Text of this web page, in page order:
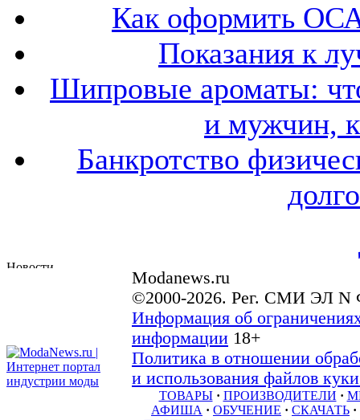
Как оформить
Показания к
Шипровые ароматы:
и мужчин,
Банкротство
Modanews.ru
©2000-2026. Рег. СМИ ЭЛ N
Информация об
информации 18+
Политика в отношении
и использования файлов
ТОВАРЫ · ПРОИЗВОДИТЕЛИ ·
АФИША · ОБУЧЕНИЕ · СКАЧАТЬ ·